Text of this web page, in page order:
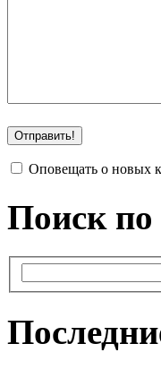
Оповещать о новых
Поиск по